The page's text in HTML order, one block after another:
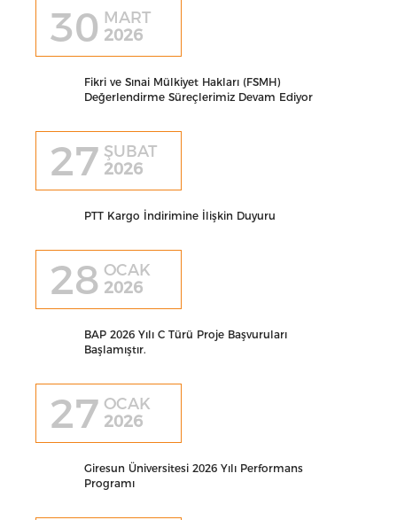
30 MART
2026
Fikri ve Sınai Mülkiyet Hakları (FSMH)
Değerlendirme Süreçlerimiz Devam Ediyor
27 ŞUBAT
2026
PTT Kargo İndirimine İlişkin Duyuru
28 OCAK
2026
BAP 2026 Yılı C Türü Proje Başvuruları
Başlamıştır.
27 OCAK
2026
Giresun Üniversitesi 2026 Yılı Performans
Programı